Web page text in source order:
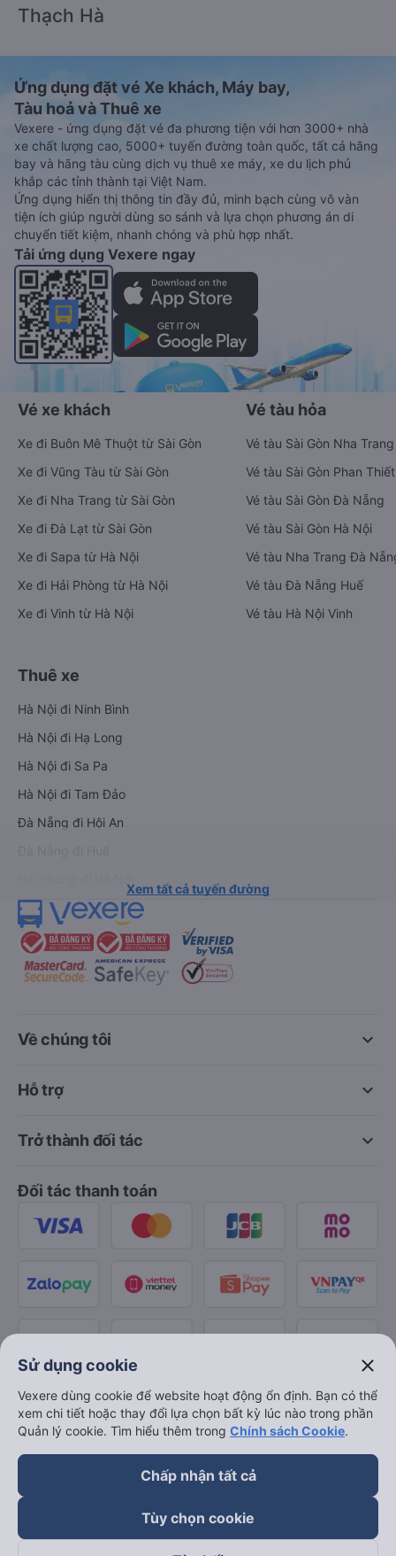
Thạch Hà
Ứng dụng đặt vé Xe khách, Máy bay,
Tàu hoả và Thuê xe
Vexere - ứng dụng đặt vé đa phương tiện với hơn 3000+ nhà
xe chất lượng cao, 5000+ tuyến đường toàn quốc, tất cả hãng
bay và hãng tàu cùng dịch vụ thuê xe máy, xe du lịch phủ
khắp các tỉnh thành tại Việt Nam.
Ứng dụng hiển thị thông tin đầy đủ, minh bạch cùng vô vàn
tiện ích giúp người dùng so sánh và lựa chọn phương án di
chuyển tiết kiệm, nhanh chóng và phù hợp nhất.
Tải ứng dụng Vexere ngay
Vé xe khách
Xe đi Buôn Mê Thuột từ Sài Gòn
Xe đi Vũng Tàu từ Sài Gòn
Xe đi Nha Trang từ Sài Gòn
Xe đi Đà Lạt từ Sài Gòn
Xe đi Sapa từ Hà Nội
Xe đi Hải Phòng từ Hà Nội
Xe đi Vinh từ Hà Nội
Vé tàu hỏa
Vé tàu Sài Gòn Nha Trang
Vé tàu Sài Gòn Phan Thiết
Vé tàu Sài Gòn Đà Nẵng
Vé tàu Sài Gòn Hà Nội
Vé tàu Nha Trang Đà
Vé tàu Đà Nẵng Huế
Vé tàu Hà Nội Vinh
Thuê xe
Hà Nội đi Ninh Bình
Hà Nội đi Hạ Long
Hà Nội đi Sa Pa
Hà Nội đi Tam Đảo
Đà Nẵng đi Hội An
Xem tất cả tuyến đường
keyboard_arrow_down
Về chúng tôi
keyboard_arrow_down
Hỗ trợ
keyboard_arrow_down
Trở thành đối tác
Đối tác thanh toán
Sử dụng cookie close
Vexere dùng cookie để website hoạt động ổn định. Bạn có thể
xem chi tiết hoặc thay đổi lựa chọn bất kỳ lúc nào trong phần
Quản lý cookie. Tìm hiểu thêm trong Chính sách Cookie.
Chấp nhận tất cả
Tùy chọn cookie